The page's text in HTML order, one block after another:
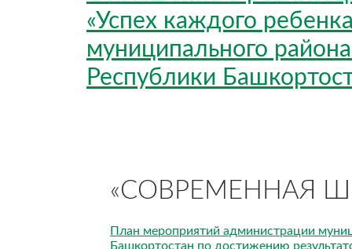
«Успех каждого
муниципального
Республики
«СОВРЕМЕННАЯ
План мероприятий администрации
Башкортостан по достижению